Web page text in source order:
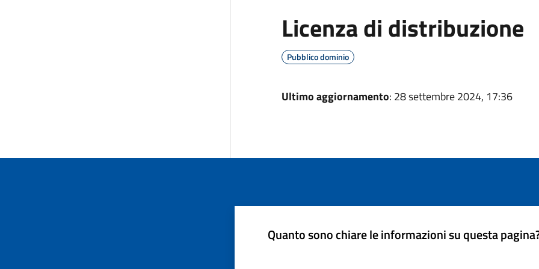
Licenza di distribuzione
Pubblico dominio
Ultimo aggiornamento: 28 settembre 2024, 17:36
Quanto sono chiare le informazioni su questa